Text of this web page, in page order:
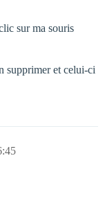
sur ma souris
supprimer et celui-ci